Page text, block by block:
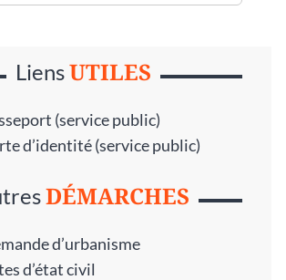
LiensUTILES
(service public)
d’identité (service public)
DÉMARCHES
d’urbanisme
d’état civil